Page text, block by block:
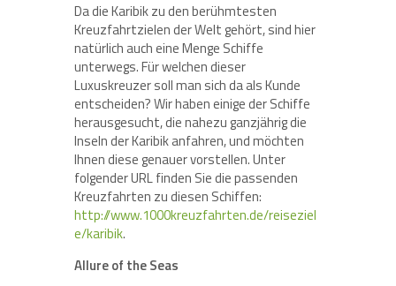
Da die Karibik zu den berühmtesten
Kreuzfahrtzielen der Welt gehört, sind hier
natürlich auch eine Menge Schiffe
unterwegs. Für welchen dieser
Luxuskreuzer soll man sich da als Kunde
entscheiden? Wir haben einige der Schiffe
herausgesucht, die nahezu ganzjährig die
Inseln der Karibik anfahren, und möchten
Ihnen diese genauer vorstellen. Unter
folgender URL finden Sie die passenden
Kreuzfahrten zu diesen Schiffen:
http://www.1000kreuzfahrten.de/reiseziel
e/karibik.
Allure of the Seas